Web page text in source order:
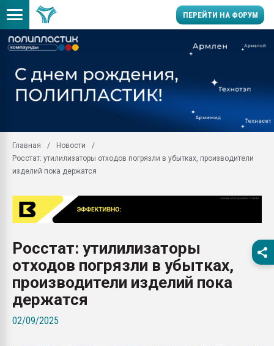
ПЕРЕЙТИ НА ФОРУМ
заводу пластмасс"
первый план в
28.07.2026
ситуацией на
Всё, что касается
Главная
Новости
Росстат: утилилизаторы отходов погрязли в убытках, производители
изделий пока держатся
Росстат: утилилизаторы
отходов погрязли в убытках,
производители изделий пока
держатся
02/09/2025